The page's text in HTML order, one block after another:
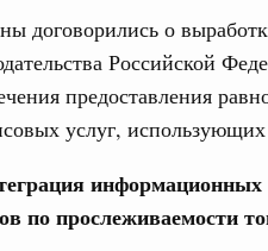
договорились о
Российской
предоставления
услуг,
информационных
по прослеживаемости
отношения с
рабочую
и